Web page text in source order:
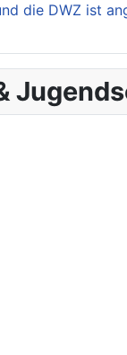
die DWZ ist